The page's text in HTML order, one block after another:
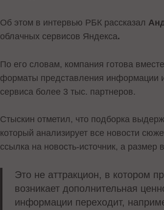
Об этом в интервью РБК рассказал
облачных сервисов Яндекса.
По его словам, компания готова
форматы представления информации
сервиса более 3 тыс. партнеров.
Стыскин отметил, что подборка
который анализирует все новости
ссылка на новость-источник, а
Это не аттракцион, в котором
возникает дополнительная
информации переходит,